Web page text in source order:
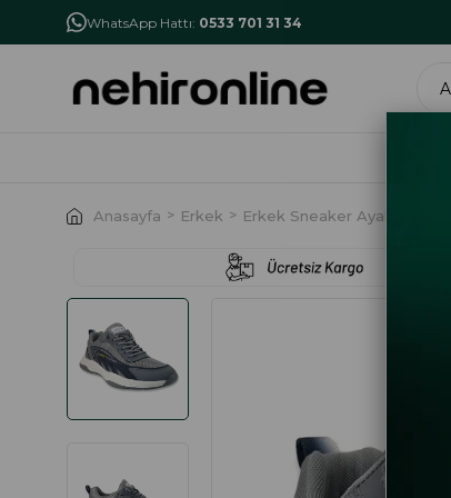
WhatsApp Hattı: 0533 701 31 34
İlk Alışverişe Özel İndirim NHR10
Anasayfa Erkek Erkek Sneaker Ayakkabı